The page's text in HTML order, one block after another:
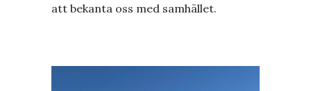
att bekanta oss med samhället.